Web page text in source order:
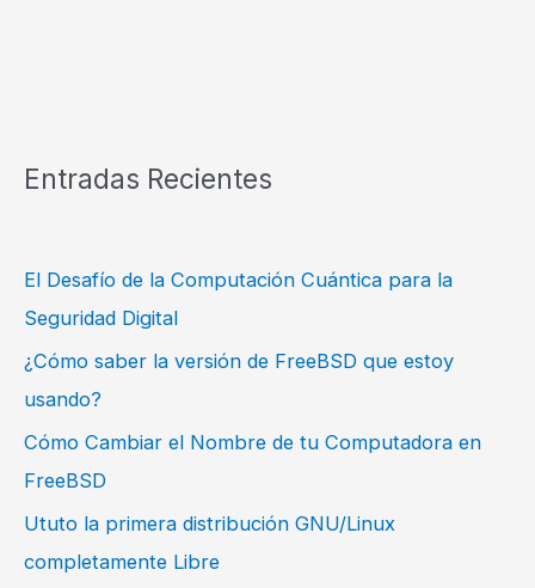
Entradas Recientes
El Desafío de la Computación Cuántica para la
Seguridad Digital
¿Cómo saber la versión de FreeBSD que estoy
usando?
Cómo Cambiar el Nombre de tu Computadora en
FreeBSD
Ututo la primera distribución GNU/Linux
completamente Libre